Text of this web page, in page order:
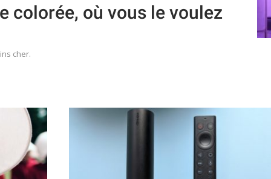
colorée, où vous le voulez
cher.